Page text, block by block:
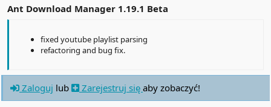
Ant Download Manager 1.19.1 Beta
fixed youtube playlist parsing
refactoring and bug fix.
Zaloguj lub Zarejestruj się aby zobaczyć!